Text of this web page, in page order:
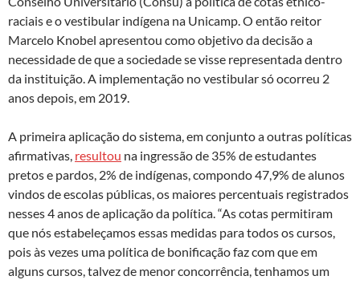
raciais e o vestibular indígena na Unicamp. O então reitor
Marcelo Knobel apresentou como objetivo da decisão a
necessidade de que a sociedade se visse representada dentro
da instituição. A implementação no vestibular só ocorreu 2
anos depois, em 2019.
A primeira aplicação do sistema, em conjunto a outras políticas
afirmativas, resultou na ingressão de 35% de estudantes
pretos e pardos, 2% de indígenas, compondo 47,9% de alunos
vindos de escolas públicas, os maiores percentuais registrados
nesses 4 anos de aplicação da política. “As cotas permitiram
que nós estabeleçamos essas medidas para todos os cursos,
pois às vezes uma política de bonificação faz com que em
alguns cursos, talvez de menor concorrência, tenhamos um